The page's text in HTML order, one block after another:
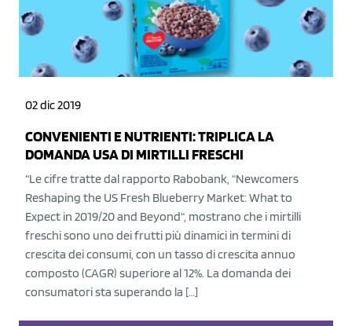
02 dic 2019
CONVENIENTI E NUTRIENTI: TRIPLICA LA
DOMANDA USA DI MIRTILLI FRESCHI
“Le cifre tratte dal rapporto Rabobank, “Newcomers
Reshaping the US Fresh Blueberry Market: What to
Expect in 2019/20 and Beyond“, mostrano che i mirtilli
freschi sono uno dei frutti più dinamici in termini di
crescita dei consumi, con un tasso di crescita annuo
composto (CAGR) superiore al 12%. La domanda dei
consumatori sta superando la […]